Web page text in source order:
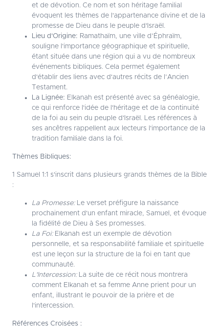
et de dévotion. Ce nom et son héritage familial
évoquent les thèmes de l'appartenance divine et de la
promesse de Dieu dans le peuple d'Israël.
Lieu d'Origine: Ramathaïm, une ville d’Éphraïm,
souligne l'importance géographique et spirituelle,
étant située dans une région qui a vu de nombreux
événements bibliques. Cela permet également
d'établir des liens avec d'autres récits de l’Ancien
Testament.
La Lignée: Elkanah est présenté avec sa généalogie,
ce qui renforce l'idée de l'héritage et de la continuité
de la foi au sein du peuple d'Israël. Les références à
ses ancêtres rappellent aux lecteurs l'importance de la
tradition familiale dans la foi.
Thèmes Bibliques:
1 Samuel 1:1 s'inscrit dans plusieurs grands thèmes de la Bible
:
La Promesse: Le verset préfigure la naissance
prochainement d'un enfant miracle, Samuel, et évoque
la fidélité de Dieu à Ses promesses.
La Foi: Elkanah est un exemple de dévotion
personnelle, et sa responsabilité familiale et spirituelle
est une leçon sur la structure de la foi en tant que
communauté.
L'Intercession: La suite de ce récit nous montrera
comment Elkanah et sa femme Anne prient pour un
enfant, illustrant le pouvoir de la prière et de
l'intercession.
Références Croisées :